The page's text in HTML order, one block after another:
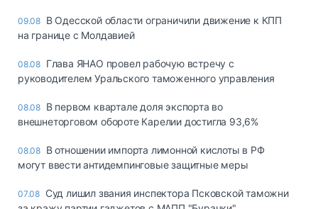
09.08 В Одесской области ограничили движение к КПП
на границе с Молдавией
08.08 Глава ЯНАО провел рабочую встречу с
руководителем Уральского таможенного управления
08.08 В первом квартале доля экспорта во
внешнеторговом обороте Карелии достигла 93,6%
08.08 В отношении импорта лимонной кислоты в РФ
могут ввести антидемпинговые защитные меры
07.08 Суд лишил звания инспектора Псковской таможни